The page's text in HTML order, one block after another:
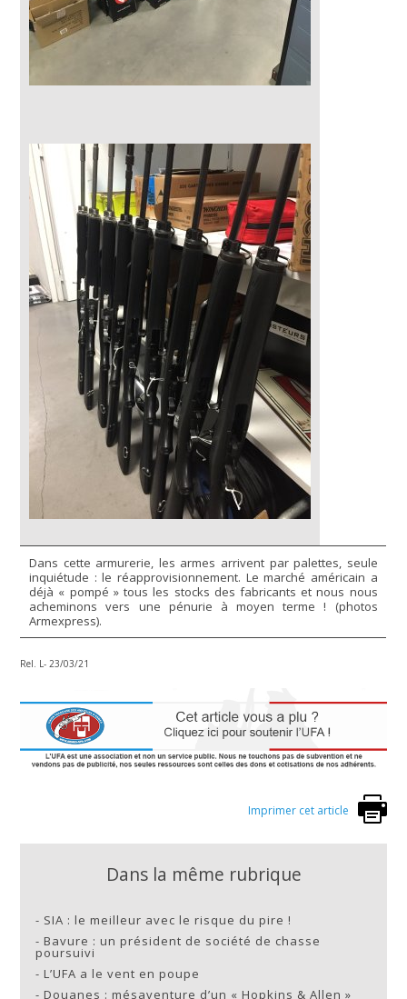
Dans cette armurerie, les armes arrivent par palettes, seule
inquiétude : le réapprovisionnement. Le marché américain a
déjà « pompé » tous les stocks des fabricants et nous nous
acheminons vers une pénurie à moyen terme ! (photos
Armexpress).
Rel. L- 23/03/21
Imprimer cet article
Dans la même rubrique
- SIA : le meilleur avec le risque du pire !
-Bavure : un président de société de chasse
poursuivi
-L’UFA a le vent en poupe
-Douanes : mésaventure d’un « Hopkins & Allen »